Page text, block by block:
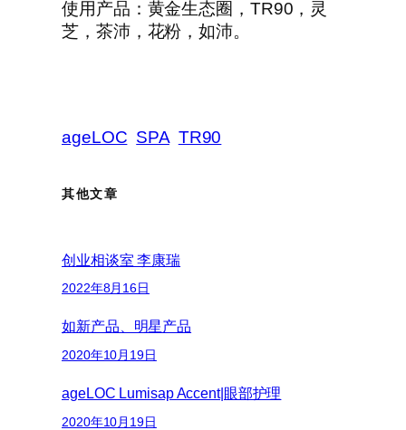
使用产品：黄金生态圈，TR90，灵
芝，茶沛，花粉，如沛。
ageLOC SPA TR90
其他文章
创业相谈室 李康瑞
2022年8月16日
如新产品、明星产品
2020年10月19日
ageLOC Lumisap Accent|眼部护理
2020年10月19日